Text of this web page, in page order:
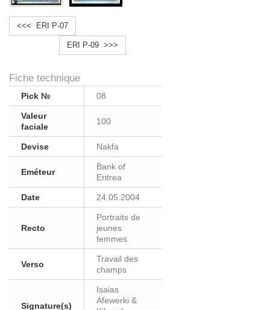
<<< ERI P-07
ERI P-09 >>>
Fiche technique
Pick № 08
Valeur
faciale
100
Devise Nakfa
Eméteur
Bank of
Eritrea
Date 24.05.2004
Recto
Portraits de
jeunes
femmes
Verso
Travail des
champs
Signature(s)
Isaias
Afewerki &